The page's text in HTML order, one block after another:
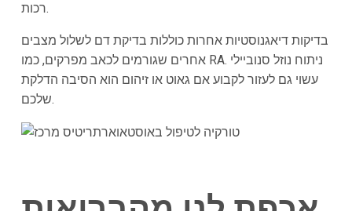
רכות.
בדיקות דיאגנוסטיות אחרות כוללות בדיקת דם לשלול מצבים
אחרים שגורמים לכאב מפרקים, כמו RA. ניתוח נוזל סנוביילי
עשוי גם לעזור לקבוע אם גאוט או זיהום הוא הסיבה הדלקת
שלכם.